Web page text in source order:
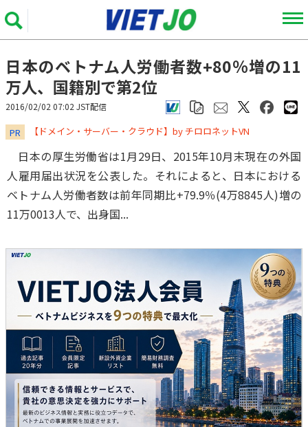
日本のベトナム人労働者数+80％増の11
万人、国籍別で第2位
2016/02/02 07:02 JST配信
PR ​​​​​​​【ドメイン・サーバー・クラウド】by チロロネットVN
日本の厚生労働省は1月29日、2015年10月末現在の外国
人雇用届出状況を公表した。それによると、日本における
ベトナム人労働者数は前年同期比+79.9％(4万8845人)増の
11万0013人で、出身国...